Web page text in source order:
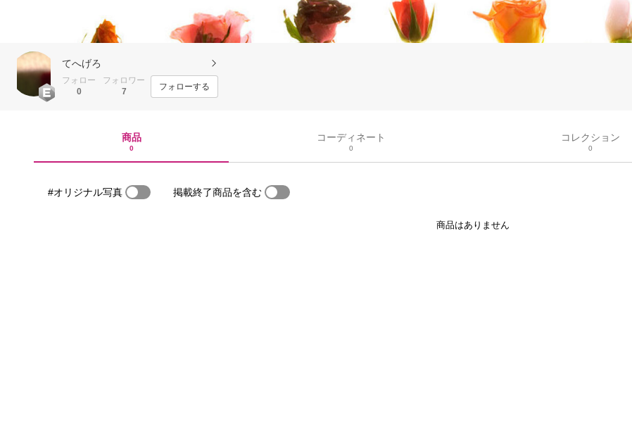
てへげろ
フォロー
0
フォロワー
7
フォローする
商品
0
コーディネート
0
コレクション
0
#オリジナル写真 掲載終了商品を含む
商品はありません